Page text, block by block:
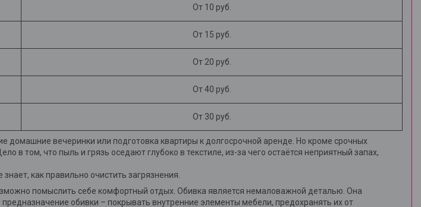
От 10 руб.
От 15 руб.
От 20 руб.
От 40 руб.
От 30 руб.
вечеринки или подготовка квартиры к долгосрочной аренде. Но кроме срочных
в том, что пыль и грязь оседают глубоко в текстиле, из-за чего остаётся неприятный запах,
как правильно очистить загрязнения.
помыслить себе комфортный отдых. Обивка является немаловажной деталью. Она
обивки – покрывать внутренние элементы мебели, предохранять их от